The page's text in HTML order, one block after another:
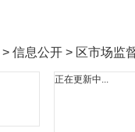
> 信息公开 > 区市场监
正在更新中...